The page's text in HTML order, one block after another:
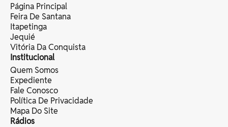
Página Principal
Feira De Santana
Itapetinga
Jequié
Vitória Da Conquista
Institucional
Quem Somos
Expediente
Fale Conosco
Política De Privacidade
Mapa Do Site
Rádios